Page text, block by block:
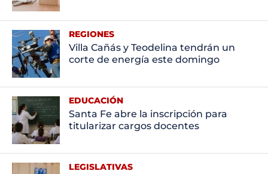
REGIONES
Villa Cañás y Teodelina tendrán un
corte de energía este domingo
EDUCACIÓN
Santa Fe abre la inscripción para
titularizar cargos docentes
LEGISLATIVAS